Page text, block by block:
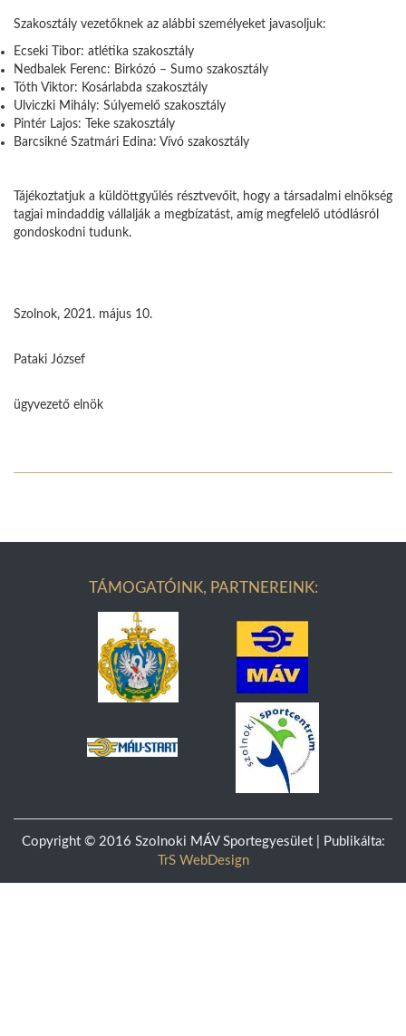
Szakosztály vezetőknek az alábbi személyeket javasoljuk:
Ecseki Tibor: atlétika szakosztály
Nedbalek Ferenc: Birkózó – Sumo szakosztály
Tóth Viktor: Kosárlabda szakosztály
Ulviczki Mihály: Súlyemelő szakosztály
Pintér Lajos: Teke szakosztály
Barcsikné Szatmári Edina: Vívó szakosztály
Tájékoztatjuk a küldöttgyűlés résztvevőit, hogy a társadalmi elnökség
tagjai mindaddig vállalják a megbízatást, amíg megfelelő utódlásról
gondoskodni tudunk.
Szolnok, 2021. május 10.
Pataki József
ügyvezető elnök
TÁMOGATÓINK, PARTNEREINK:
Copyright © 2016 Szolnoki MÁV Sportegyesület | Publikálta:
TrS WebDesign